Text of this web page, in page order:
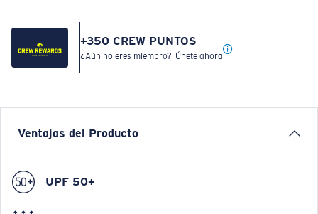
+350 CREW PUNTOS
¿Aún no eres miembro? Únete ahora
Ventajas del Producto
UPF 50+